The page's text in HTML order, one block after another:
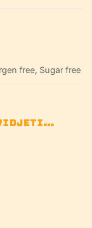
free, Sugar free